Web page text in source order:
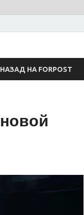
НАЗАД НА FORPOST